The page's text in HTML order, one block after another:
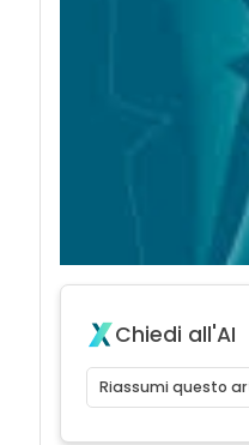
Chiedi all'AI
Riassumi questo